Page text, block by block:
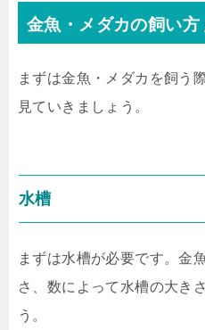
金魚・メダカの飼い方
まずは金魚・メダカを飼う
見ていきましょう。
水槽
まずは水槽が必要です。金
さ、数によって水槽の大き
う。